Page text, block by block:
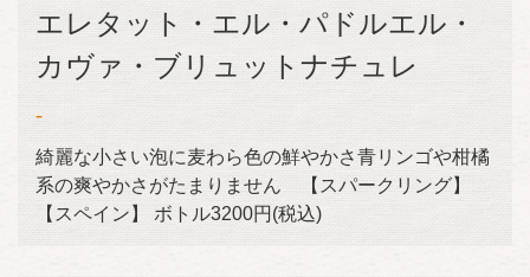
エレタット・エル・パドルエル・
カヴァ・ブリュットナチュレ
-
綺麗な小さい泡に麦わら色の鮮やかさ青リンゴや柑橘
系の爽やかさがたまりません 【スパークリング】
【スペイン】 ボトル3200円(税込)